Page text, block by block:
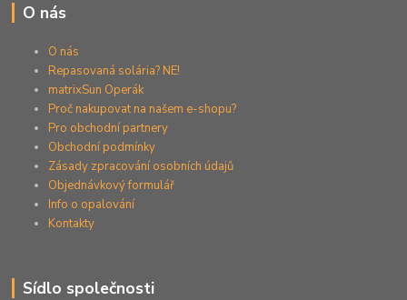
O nás
O nás
Repasovaná solária? NE!
matrixSun Operák
Proč nakupovat na našem e-shopu?
Pro obchodní partnery
Obchodní podmínky
Zásady zpracování osobních údajů
Objednávkový formulář
Info o opalování
Kontakty
Sídlo společnosti